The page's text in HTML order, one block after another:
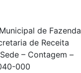
de Fazenda
de Receita
– Contagem –
000